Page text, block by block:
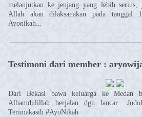
melanjutkan ke jenjang yang lebih serius,
Allah akan dilaksanakan pada tanggal
Ayonikah...
Testimoni dari member :
Dari Bekasi bawa keluarga ke Medan
Alhamdulillah berjalan dgn lancar..
Terimakasih #AyoNikah